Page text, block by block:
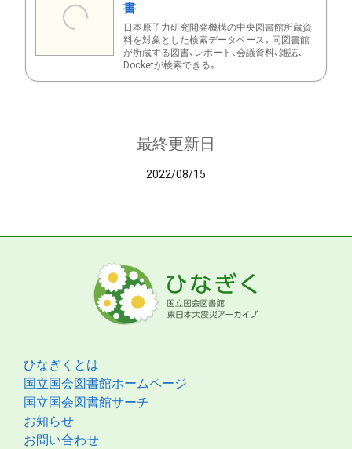
書
日本原子力研究開発機構の中央図書館所蔵資
料を対象とした検索データベース。同図書館
が所蔵する図書、レポート、会議資料、雑誌、
Docketが検索できる。
最終更新日
2022/08/15
ひなぎくとは
国立国会図書館ホームページ
国立国会図書館サーチ
お知らせ
お問い合わせ